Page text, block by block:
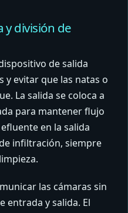
y división de
de salida
evitar que las natas o
La salida se coloca a
para mantener flujo
en la salida
infiltración, siempre
las cámaras sin
entrada y salida. El